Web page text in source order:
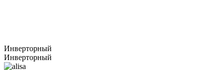
Инверторный
Инверторный